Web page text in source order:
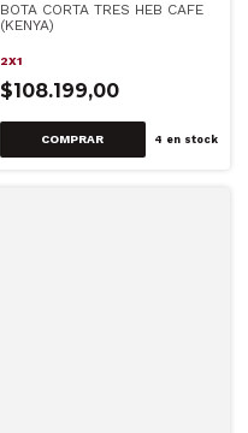
BOTA CORTA TRES HEB CAFE
(KENYA)
2X1
$108.199,00
COMPRAR 4 en stock